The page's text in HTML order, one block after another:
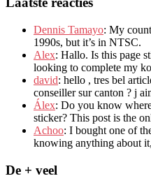
Dennis Tamayo: My
1990s, but it’s in NTSC.
Alex: Hallo. Is this page
looking to complete my
david: hello , tres bel
conseiller sur canton ? j
Álex: Do you know
sticker? This post is the
Achoo: I bought one of
knowing anything about
De + veel